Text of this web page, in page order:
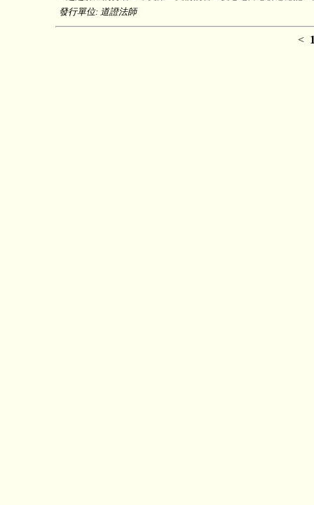
發行單位: 道證法師
<